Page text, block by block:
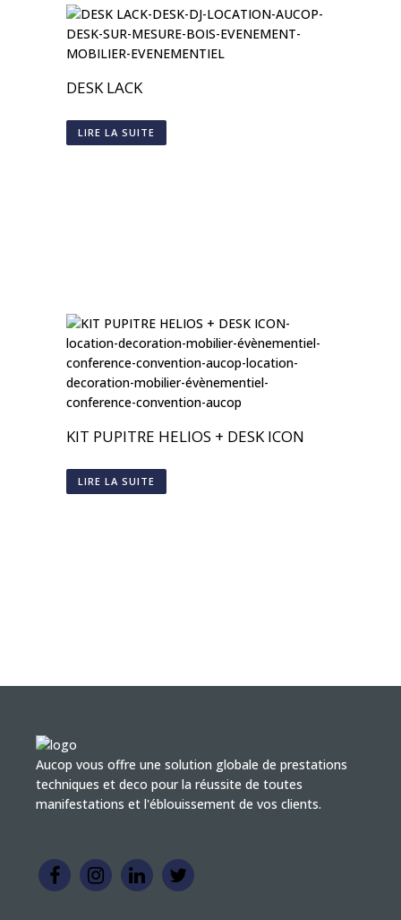
DESK LACK
LIRE LA SUITE
KIT PUPITRE HELIOS + DESK ICON
LIRE LA SUITE
Aucop vous offre une solution globale de prestations
techniques et deco pour la réussite de toutes
manifestations et l'éblouissement de vos clients.